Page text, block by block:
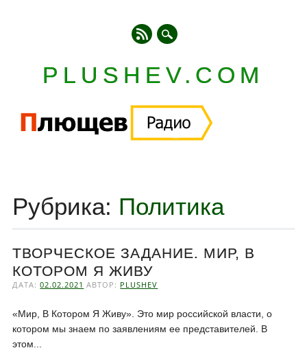
PLUSHEV.COM
content
Рубрика: Политика
ТВОРЧЕСКОЕ ЗАДАНИЕ. МИР, В
КОТОРОМ Я ЖИВУ
ДАТА:02.02.2021 АВТОР: PLUSHEV
«Мир, В Котором Я Живу». Это мир российской власти, о
котором мы знаем по заявлениям ее представителей. В
этом...